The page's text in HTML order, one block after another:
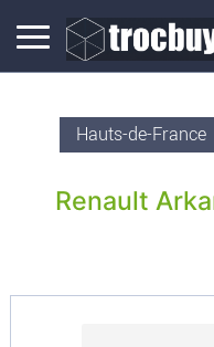
Hauts-de-France
Renault